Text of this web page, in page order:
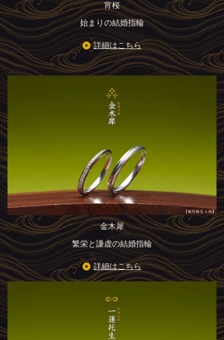
宵桜
始まりの結婚指輪
詳細はこちら
金木犀
繁栄と謙虚の結婚指輪
詳細はこちら